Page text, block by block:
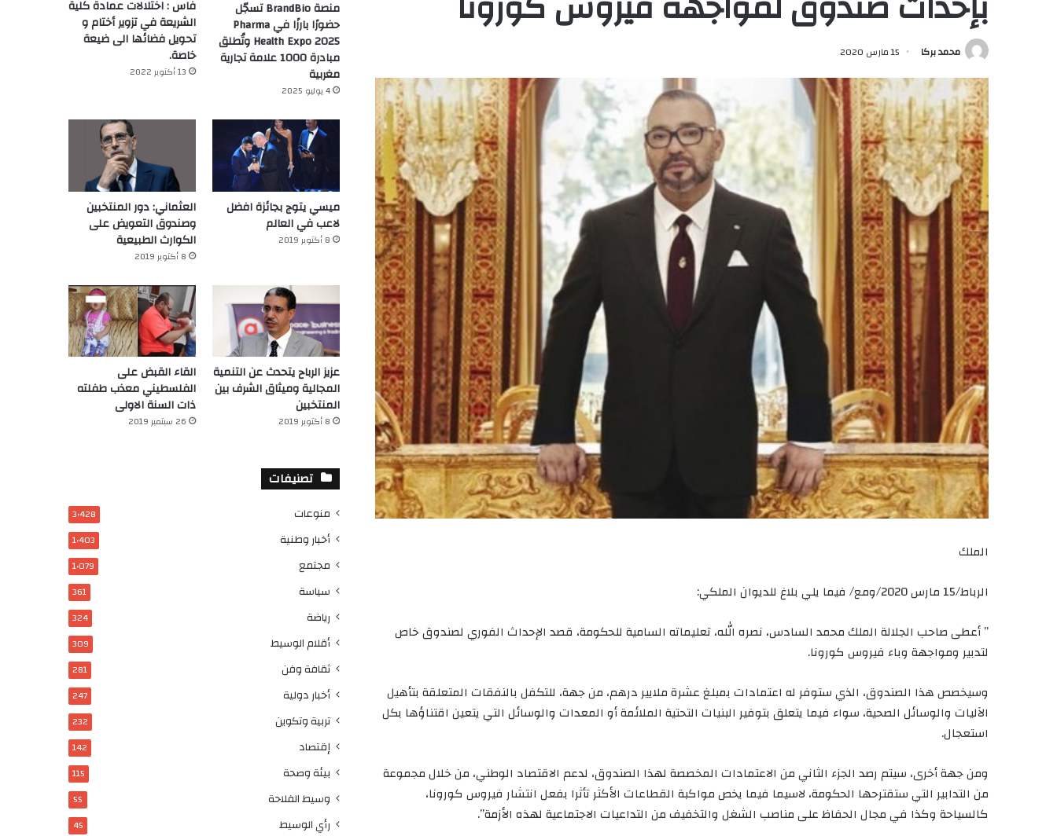
محمد بركا 15 مارس 2020
الملك
الرباط/15 مارس 2020/ومع/ فيما يلي بلاغ للديوان الملكي:
” أعطى صاحب الجلالة الملك محمد السادس، نصره الله، تعليماته السامية للحكومة، قصد الإحداث الفوري لصندوق خاص
لتدبير ومواجهة وباء فيروس كورونا.
وسيخصص هذا الصندوق، الذي ستوفر له اعتمادات بمبلغ عشرة ملايير درهم، من جهة، للتكفل بالنفقات المتعلقة بتأهيل
الآليات والوسائل الصحية، سواء فيما يتعلق بتوفير البنيات التحتية الملائمة أو المعدات والوسائل التي يتعين اقتناؤها بكل
استعجال.
ومن جهة أخرى، سيتم رصد الجزء الثاني من الاعتمادات المخصصة لهذا الصندوق، لدعم الاقتصاد الوطني، من خلال مجموعة
من التدابير التي ستقترحها الحكومة، لاسيما فيما يخص مواكبة القطاعات الأكثر تأثرا بفعل انتشار فيروس كورونا،
كالسياحة وكذا في مجال الحفاظ على مناصب الشغل والتخفيف من التداعيات الاجتماعية لهذه الأزمة”.
منصة BrandBio تسجّل
حضورًا بارزًا في Pharma
Health Expo 2025 وتُطلق
مبادرة 1000 علامة تجارية
مغربية
4 يوليو 2025
فاس : اختلالات عمادة كلية
الشريعة في تزوير أختام و
تحويل فضائها الى ضيعة
خاصة.
13 أكتوبر 2022
ميسي يتوج بجائزة افضل
لاعب في العالم‎
8 أكتوبر 2019
العثماني: دور المنتخبين
وصندوق التعويض على
الكوارث الطبيعية
8 أكتوبر 2019
عزيز الرباح يتحدث عن التنمية
المجالية وميثاق الشرف بين
المنتخبين
8 أكتوبر 2019
القاء القبض على
الفلسطيني معذب طفلته
ذات السنة الاولى
26 سبتمبر 2019
تصنيفات
منوعات 3٬428
أخبار وطنية 1٬403
مجتمع 1٬079
سياسة 361
رياضة 324
أقلام الوسيط 309
ثقافة وفن 281
أخبار دولية 247
تربية وتكوين 232
إقتصاد 142
بيئة وصحة 115
وسيط الفلاحة 55
رأي الوسيط 45